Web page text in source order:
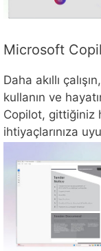
Microsoft
Daha akıllı
kullanın ve
Copilot, gittiğiniz
ihtiyaçlarınıza